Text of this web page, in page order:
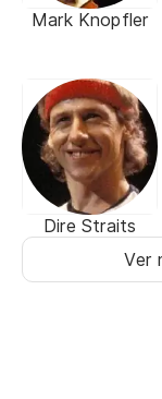
Mark Knopfler
Dire Straits
Ver